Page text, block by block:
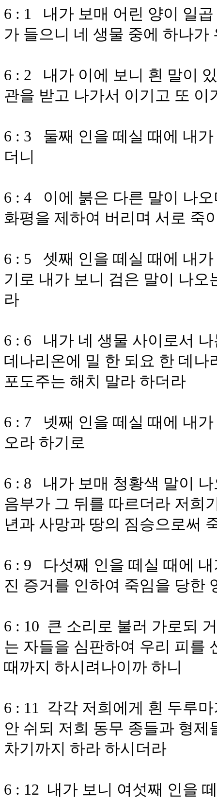
6 : 1 내가 보매 어린 양이 일
가 들으니 네 생물 중에 하나
6 : 2 내가 이에 보니 흰 말이
관을 받고 나가서 이기고 또 이
6 : 3 둘째 인을 떼실 때에 내
더니
6 : 4 이에 붉은 다른 말이 나
화평을 제하여 버리며 서로 죽
6 : 5 셋째 인을 떼실 때에 내
기로 내가 보니 검은 말이 나
라
6 : 6 내가 네 생물 사이로서
데나리온에 밀 한 되요 한 데
포도주는 해치 말라 하더라
6 : 7 넷째 인을 떼실 때에 내
오라 하기로
6 : 8 내가 보매 청황색 말이
음부가 그 뒤를 따르더라 저희
년과 사망과 땅의 짐승으로써
6 : 9 다섯째 인을 떼실 때에
진 증거를 인하여 죽임을 당한
6 : 10 큰 소리로 불러 가로되
는 자들을 심판하여 우리 피를
때까지 하시려나이까 하니
6 : 11 각각 저희에게 흰 두루
안 쉬되 저희 동무 종들과 형
차기까지 하라 하시더라
6 : 12 내가 보니 여섯째 인을